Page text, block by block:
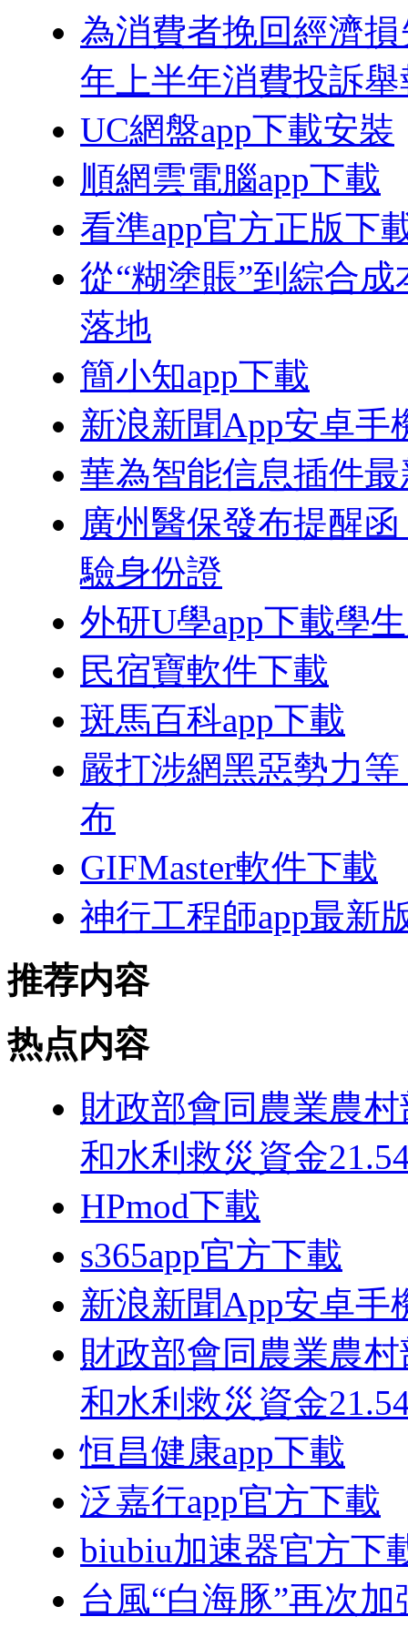
為消費者挽回經濟
年上半年消費投訴
UC網盤app下載安裝
順網雲電腦app下載
看準app官方正版下
從“糊塗賬”到綜合
落地
簡小知app下載
新浪新聞App安卓手
華為智能信息插件
廣州醫保發布提醒
驗身份證
外研U學app下載學
民宿寶軟件下載
斑馬百科app下載
嚴打涉網黑惡勢力
布
GIFMaster軟件下載
神行工程師app最新
推荐内容
热点内容
財政部會同農業農
和水利救災資金
HPmod下載
s365app官方下載
新浪新聞App安卓手
財政部會同農業農
和水利救災資金
恒昌健康app下載
泛嘉行app官方下載
biubiu加速器官方下
台風“白海豚”再次